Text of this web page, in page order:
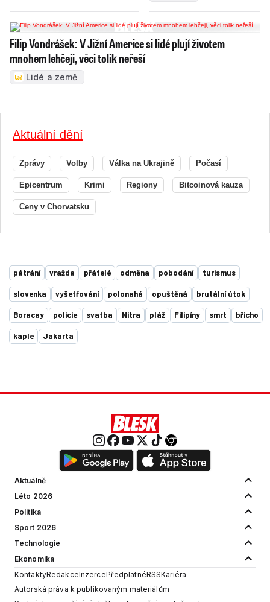
Filip Vondrášek: V Jižní Americe si lidé plují životem
mnohem lehčeji, věci tolik neřeší
Lidé a země
Aktuální dění
Zprávy Volby Válka na Ukrajině Počasí
Epicentrum Krimi Regiony Bitcoinová kauza
Ceny v Chorvatsku
pátrání vražda přátelé odměna pobodání turismus
slovenka vyšetřování polonahá opuštěná brutální útok
Boracay policie svatba Nitra pláž Filipíny smrt břicho
kaple Jakarta
Aktuálně
Léto 2026
Politika
Sport 2026
Technologie
Ekonomika
KontaktyRedakceInzercePředplatnéRSSKariéra
Autorská práva k publikovaným materiálům